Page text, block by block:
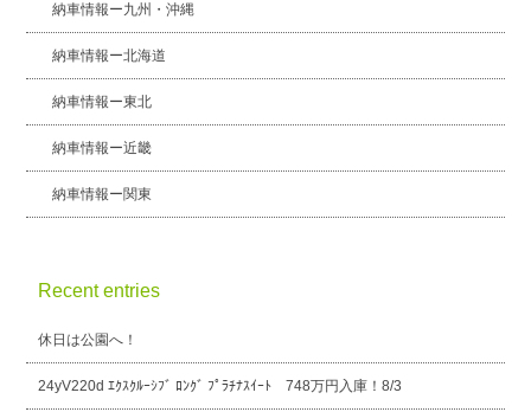
納車情報ー九州・沖縄
納車情報ー北海道
納車情報ー東北
納車情報ー近畿
納車情報ー関東
Recent entries
休日は公園へ！
24yV220d ｴｸｽｸﾙｰｼﾌﾞ ﾛﾝｸﾞ ﾌﾟﾗﾁﾅｽｲｰﾄ 748万円入庫！8/3